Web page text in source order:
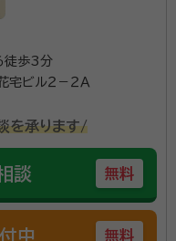
徒歩3分
岡県飯塚市新飯塚６－６ 花宅ビル２－２Ａ
を承ります/
談 無料
中 無料